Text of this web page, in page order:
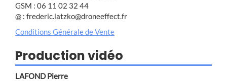
GSM : 06 11 02 32 44
@ : frederic.latzko@droneeffect.fr
Conditions Générale de Vente
Production vidéo
LAFOND Pierre